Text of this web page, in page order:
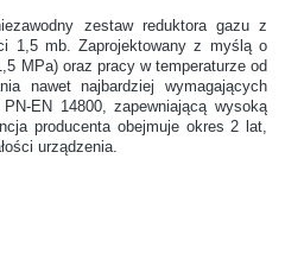
zestaw reduktora gazu z
1,5 mb. Zaprojektowany z myślą o
MPa) oraz pracy w temperaturze od
nawet najbardziej wymagających
EN 14800, zapewniającą wysoką
producenta obejmuje okres 2 lat,
urządzenia.